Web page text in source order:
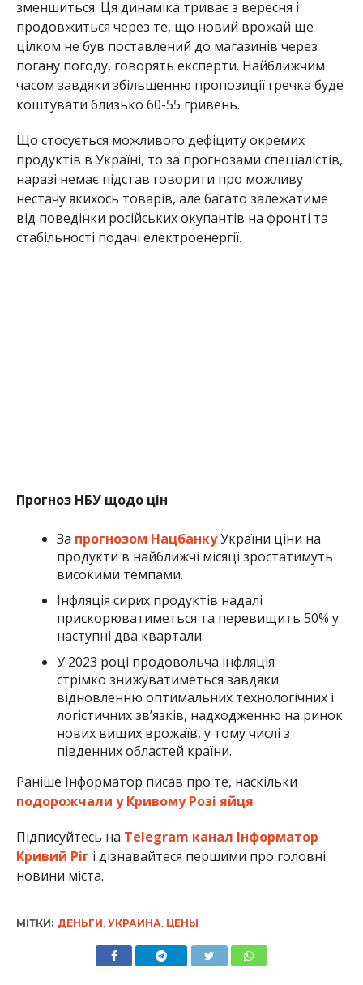
зменшиться. Ця динаміка триває з вересня і
продовжиться через те, що новий врожай ще
цілком не був поставлений до магазинів через
погану погоду, говорять експерти. Найближчим
часом завдяки збільшенню пропозиції гречка буде
коштувати близько 60-55 гривень.
Що стосується можливого дефіциту окремих
продуктів в Україні, то за прогнозами спеціалістів,
наразі немає підстав говорити про можливу
нестачу якихось товарів, але багато залежатиме
від поведінки російських окупантів на фронті та
стабільності подачі електроенергії.
Прогноз НБУ щодо цін
За прогнозом НацбанкуУкраїни ціни на
продукти в найближчі місяці зростатимуть
високими темпами.
Інфляція сирих продуктів надалі
прискорюватиметься та перевищить 50% у
наступні два квартали.
У 2023 році продовольча інфляція
стрімко знижуватиметься завдяки
відновленню оптимальних технологічних і
логістичних зв’язків, надходженню на ринок
нових вищих врожаїв, у тому числі з
південних областей країни.
Раніше Інформатор писав про те, наскільки
подорожчали у Кривому Розі яйця
Підписуйтесь на Telegram канал Інформатор
Кривий Ріг і дізнавайтеся першими про головні
новини міста.
МІТКИ: ДЕНЬГИ УКРАИНА ЦЕНЫ